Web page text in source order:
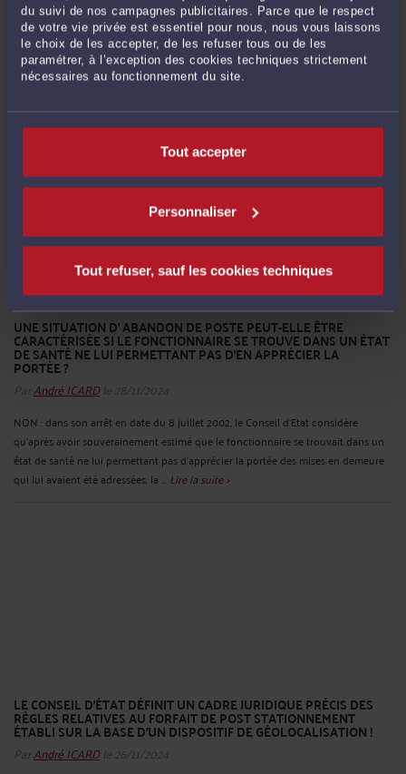
du suivi de nos campagnes publicitaires. Parce que le respect
de votre vie privée est essentiel pour nous, nous vous laissons
le choix de les accepter, de les refuser tous ou de les
paramétrer, à l’exception des cookies techniques strictement
nécessaires au fonctionnement du site.
Tout accepter
Personnaliser
Tout refuser, sauf les cookies techniques
ParAndré ICARDle 28/11/2024
OUI : s’ils exercent leurs vacations de manière ponctuelle et non répétée en
l'absence de tout lien de subordination juridique. En application de l'article 6-2
de la loi du 13 septembre 1984, la limite d'âge définie à l'article 6-1 de la loi du 13
UNE SITUATION D' ABANDON DE POSTE PEUT-ELLE ÊTRE
CARACTÉRISÉE SI LE FONCTIONNAIRE SE TROUVE DANS UN ÉTAT
DE SANTÉ NE LUI PERMETTANT PAS D'EN APPRÉCIER LA
PORTÉE ?
ParAndré ICARDle 28/11/2024
NON : dans son arrêt en date du 8 juillet 2002, le Conseil d’Etat considère
qu’après avoir souverainement estimé que le fonctionnaire se trouvait dans un
état de santé ne lui permettant pas d'apprécier la portée des mises en demeure
qui lui avaient été adressées, la ... Lire la suite >
LE CONSEIL D’ÉTAT DÉFINIT UN CADRE JURIDIQUE PRÉCIS DES
RÈGLES RELATIVES AU FORFAIT DE POST STATIONNEMENT
ÉTABLI SUR LA BASE D’UN DISPOSITIF DE GÉOLOCALISATION !
ParAndré ICARDle 26/11/2024